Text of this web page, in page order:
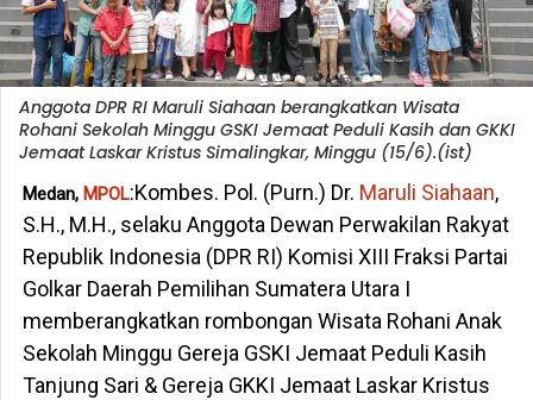
Anggota DPR RI Maruli Siahaan berangkatkan Wisata
Rohani Sekolah Minggu GSKI Jemaat Peduli Kasih dan GKKI
Jemaat Laskar Kristus Simalingkar, Minggu (15/6).(ist)
Medan, MPOL:Kombes. Pol. (Purn.) Dr. Maruli Siahaan,
S.H., M.H., selaku Anggota Dewan Perwakilan Rakyat
Republik Indonesia (DPR RI) Komisi XIII Fraksi Partai
Golkar Daerah Pemilihan Sumatera Utara I
memberangkatkan rombongan Wisata Rohani Anak
Sekolah Minggu Gereja GSKI Jemaat Peduli Kasih
Tanjung Sari & Gereja GKKI Jemaat Laskar Kristus